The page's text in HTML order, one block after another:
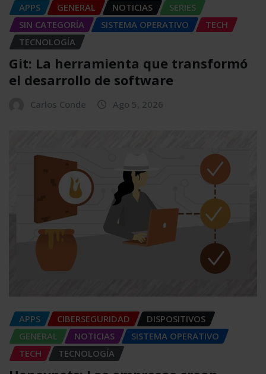
APPS GENERAL NOTICIAS
SERIES
SIN CATEGORÍA
SISTEMA OPERATIVO
TECH
TECNOLOGÍA
Git: La herramienta que transformó
el desarrollo de software
Carlos Conde Ago 5, 2026
APPS CIBERSEGURIDAD
DISPOSITIVOS
GENERAL
NOTICIAS
SISTEMA OPERATIVO
TECH
TECNOLOGÍA